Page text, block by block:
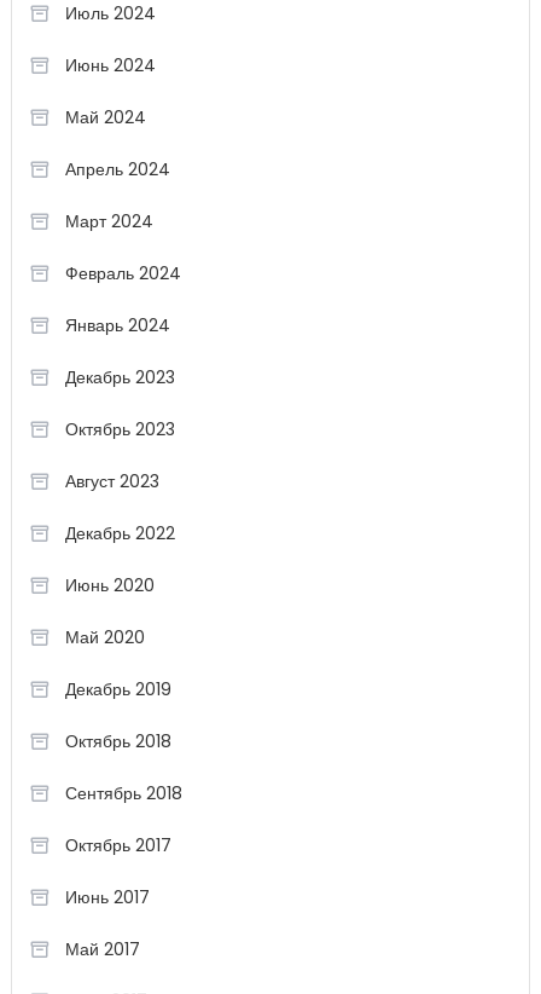
Июль 2024
Июнь 2024
Май 2024
Апрель 2024
Март 2024
Февраль 2024
Январь 2024
Декабрь 2023
Октябрь 2023
Август 2023
Декабрь 2022
Июнь 2020
Май 2020
Декабрь 2019
Октябрь 2018
Сентябрь 2018
Октябрь 2017
Июнь 2017
Май 2017